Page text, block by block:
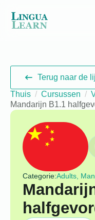
Terug naar de
Thuis
Cursussen
Mandarijn B1.1
Categorie:Adults,